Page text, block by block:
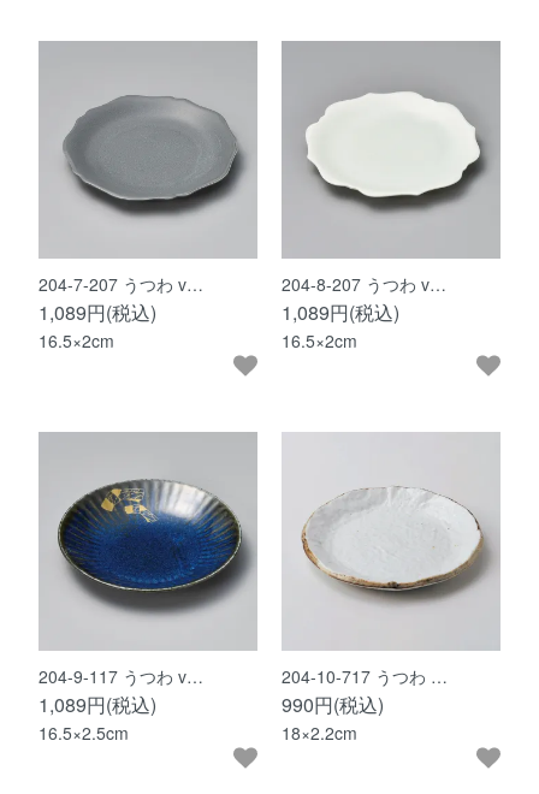
204-7-207 うつわ v…
1,089円(税込)
16.5×2cm
204-8-207 うつわ v…
1,089円(税込)
16.5×2cm
204-9-117 うつわ v…
1,089円(税込)
16.5×2.5cm
204-10-717 うつわ …
990円(税込)
18×2.2cm